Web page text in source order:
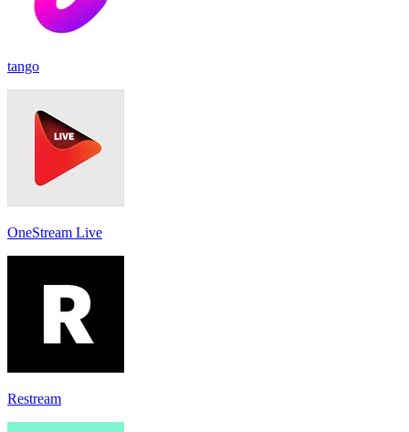
tango
OneStream Live
Restream